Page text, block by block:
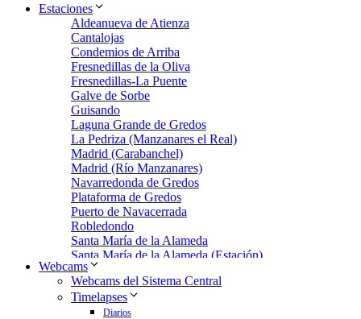
Estaciones
Aldeanueva de Atienza
Cantalojas
Condemios de Arriba
Fresnedillas de la Oliva
Fresnedillas-La Puente
Galve de Sorbe
Guisando
Laguna Grande de Gredos
La Pedriza (Manzanares el Real)
Madrid (Carabanchel)
Madrid (Río Manzanares)
Navarredonda de Gredos
Plataforma de Gredos
Puerto de Navacerrada
Robledondo
Santa María de la Alameda
Santa María de la Alameda (Estación)
Zarzalejo
Zarzalejo Estación
Zarzalejo-Machotas
Webcams
Webcams del Sistema Central
Timelapses
Diarios